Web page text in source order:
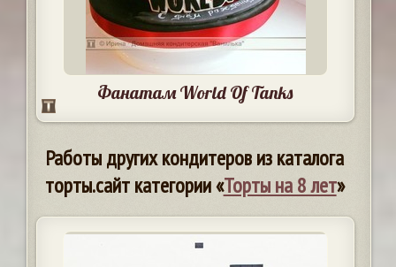
Фанатам World Of Tanks
Работы других кондитеров из каталога
торты.сайт категории «Торты на 8 лет»